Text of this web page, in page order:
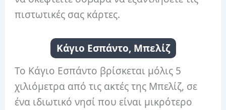
πιστωτικές σας κάρτες.
Κάγιο Εσπάντο, Μπελίζ
Το Κάγιο Εσπάντο βρίσκεται μόλις 5
χιλιόμετρα από τις ακτές της Μπελίζ, σε
ένα ιδιωτικό νησί που είναι μικρότερο